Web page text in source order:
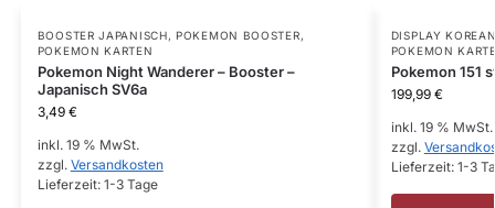
BOOSTER JAPANISCH,POKEMON BOOSTER,
POKEMON KARTEN
Pokemon Night Wanderer – Booster –
Japanisch SV6a
3,49 €
inkl. 19 % MwSt.
zzgl. Versandkosten
Lieferzeit: 1-3 Tage
DISPLAY
POKEMON
Pokemon 151
199,99 €
inkl. 19 % MwSt.
zzgl.
Lieferzeit: 1-3